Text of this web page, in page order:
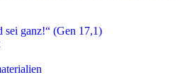
sei ganz!“ (Gen 17,1)